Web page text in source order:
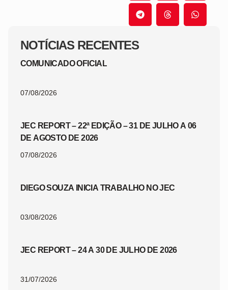
NOTÍCIAS RECENTES
COMUNICADO OFICIAL
07/08/2026
JEC REPORT – 22ª EDIÇÃO – 31 DE JULHO A 06
DE AGOSTO DE 2026
07/08/2026
DIEGO SOUZA INICIA TRABALHO NO JEC
03/08/2026
JEC REPORT – 24 A 30 DE JULHO DE 2026
31/07/2026